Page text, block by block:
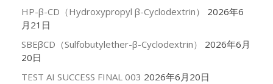
HP-β-CD（Hydroxypropyl β-Cyclodextrin）
2026年6
月21日
SBEβCD（Sulfobutylether-β-Cyclodextrin）
2026年6月
20日
TEST AI SUCCESS FINAL 003 2026年6月20日